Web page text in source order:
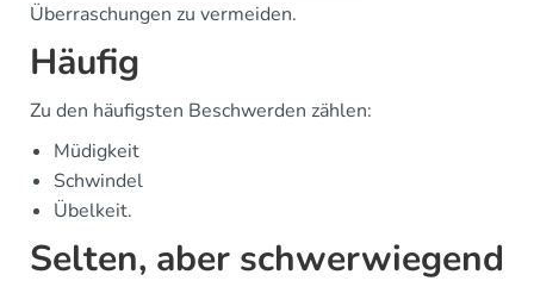
Überraschungen zu vermeiden.
Häufig
Zu den häufigsten Beschwerden zählen:
Müdigkeit
Schwindel
Übelkeit.
Selten, aber schwerwiegend